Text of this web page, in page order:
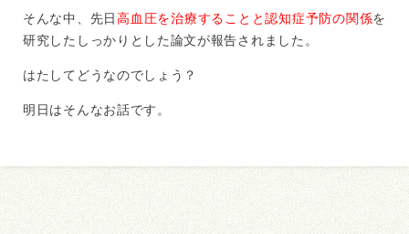
そんな中、先日高血圧を治療することと認知症予防の関係を
研究したしっかりとした論文が報告されました。
はたしてどうなのでしょう？
明日はそんなお話です。